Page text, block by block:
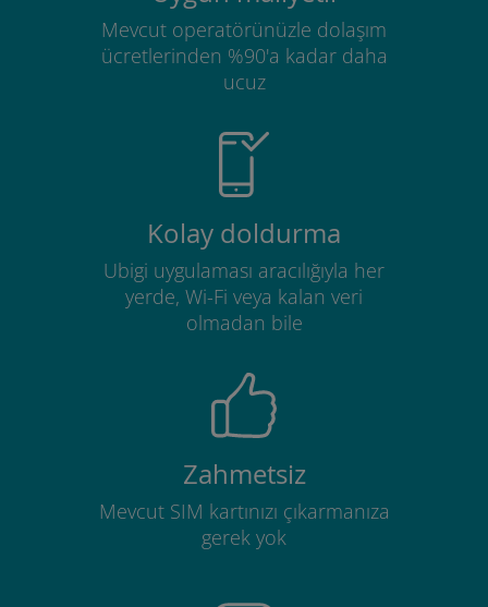
Mevcut operatörünüzle dolaşım
ücretlerinden %90'a kadar daha
ucuz
Kolay doldurma
Ubigi uygulaması aracılığıyla her
yerde, Wi-Fi veya kalan veri
olmadan bile
Zahmetsiz
Mevcut SIM kartınızı çıkarmanıza
gerek yok